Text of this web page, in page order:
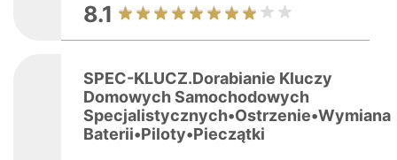
8.1
SPEC-KLUCZ.Dorabianie Kluczy
Domowych Samochodowych
Specjalistycznych•Ostrzenie•Wymiana
Baterii•Piloty•Pieczątki